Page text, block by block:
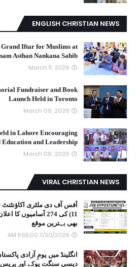
ENGLISH CHRISTIAN NEWS
Grand Iftar for Muslims at
Asthan Nankana Sahib
March 11, 2026
Fundraiser and Book
Launch Held in Toronto
March 09, 2026
in Lahore Encouraging
and Leadership
March 09, 2026
VIRAL CHRISTIAN NEWS
11) کی 274 آسامیوں
بھی بہترین موقع
7/30/2026 11:59:00 AM
دیسی سنگت یوکے اور پریس